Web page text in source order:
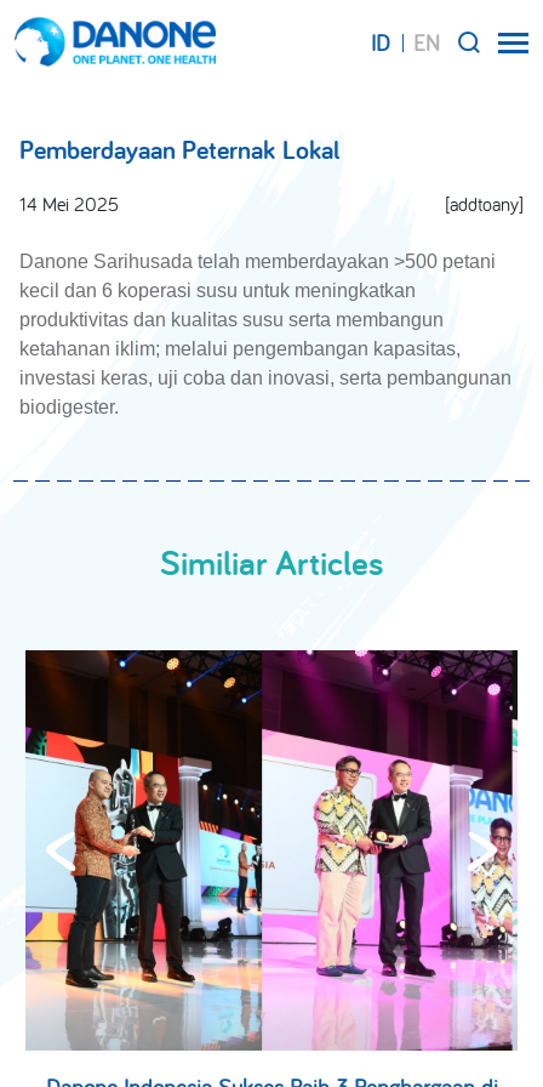
ID EN
Pemberdayaan Peternak Lokal
14 Mei 2025 [addtoany]
Danone Sarihusada telah memberdayakan >500 petani
kecil dan 6 koperasi susu untuk meningkatkan
produktivitas dan kualitas susu serta membangun
ketahanan iklim; melalui pengembangan kapasitas,
investasi keras, uji coba dan inovasi, serta pembangunan
biodigester.
Similiar Articles